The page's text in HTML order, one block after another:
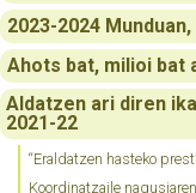
2023-2024
Ahots bat, milioi bat
Aldatzen ari diren
2021-22
“Eraldatzen hasteko
Koordinatzaile